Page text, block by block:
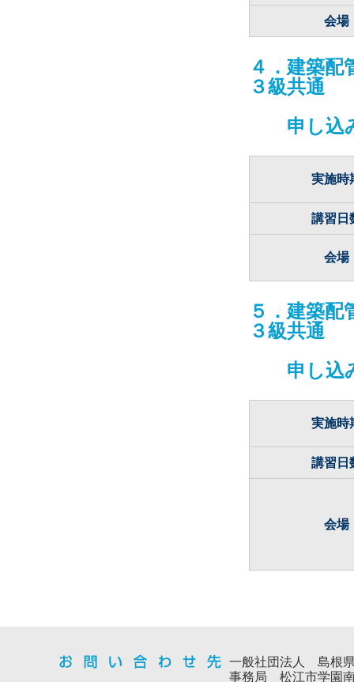
会場
４．建築配
３級共通
申し込
実施時
講習日
会場
５．建築配
３級共通
申し込
実施時
講習日
会場
一般社団法人 島根
事務局 松江市学園